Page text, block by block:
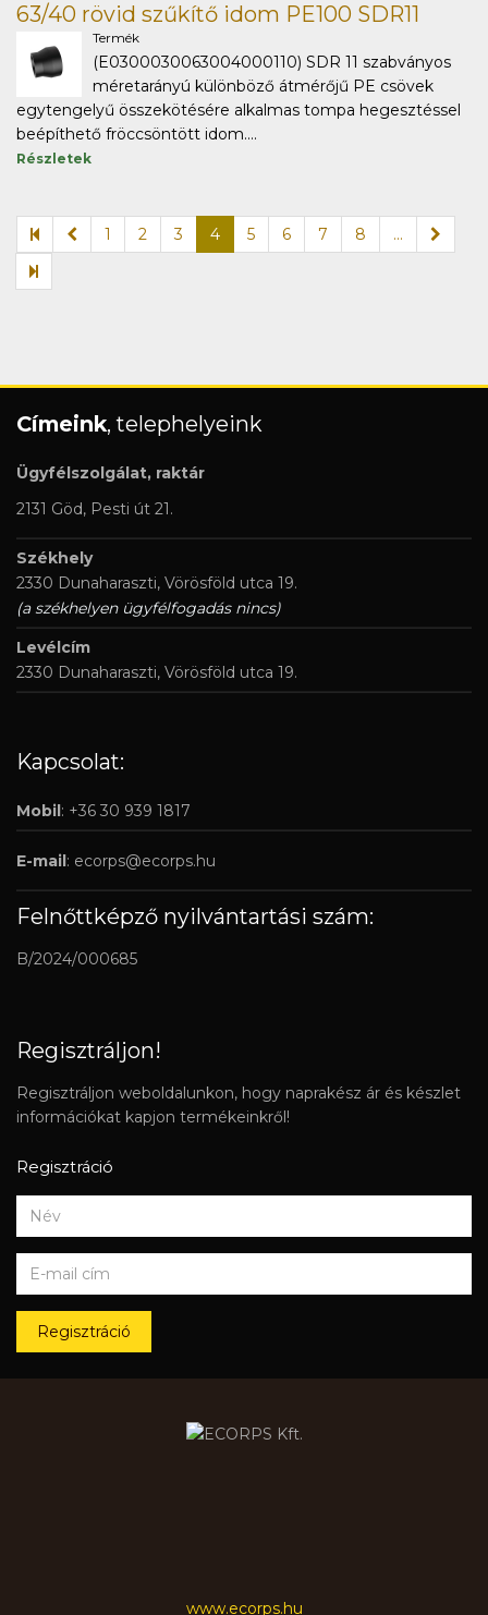
63/40 rövid szűkítő idom PE100 SDR11
Termék
(E0300030063004000110) SDR 11 szabványos
méretarányú különböző átmérőjű PE csövek
egytengelyű összekötésére alkalmas tompa hegesztéssel
beépíthető fröccsöntött idom....
Részletek
1 2 3 4 5 6 7 8 ...
Címeink, telephelyeink
Ügyfélszolgálat, raktár
2131 Göd, Pesti út 21.
Székhely
2330 Dunaharaszti, Vörösföld utca 19.
(a székhelyen ügyfélfogadás nincs)
Levélcím
2330 Dunaharaszti, Vörösföld utca 19.
Kapcsolat:
Mobil: +36 30 939 1817
E-mail: ecorps@ecorps.hu
Felnőttképző nyilvántartási szám:
B/2024/000685
Regisztráljon!
Regisztráljon weboldalunkon, hogy naprakész ár és készlet
információkat kapjon termékeinkről!
Regisztráció
Regisztráció
www.ecorps.hu